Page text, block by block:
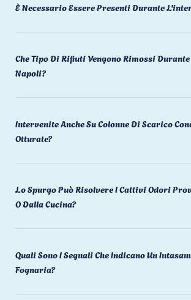
È Necessario Essere Presenti Durante
Che Tipo Di Rifiuti Vengono Rimossi
Napoli?
Intervenite Anche Su Colonne Di Scarico
Otturate?
Lo Spurgo Può Risolvere I Cattivi Odori
O Dalla Cucina?
Quali Sono I Segnali Che Indicano Un
Fognaria?